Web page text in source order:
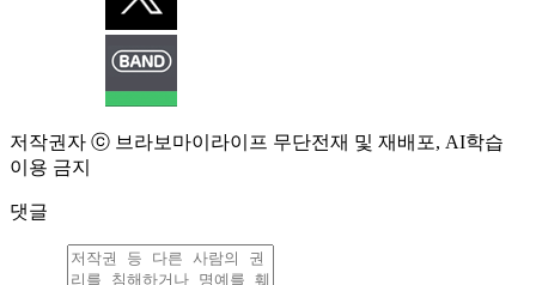
저작권자 ⓒ 브라보마이라이프 무단전재 및 재배포, AI학습
이용 금지
댓글